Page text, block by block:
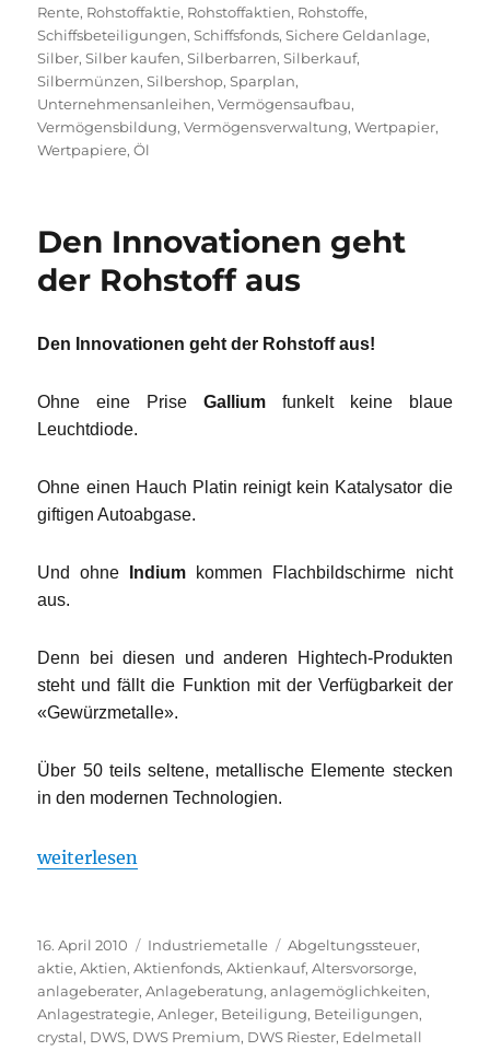
Rente, Rohstoffaktie, Rohstoffaktien, Rohstoffe,
Schiffsbeteiligungen,Schiffsfonds,Sichere Geldanlage,
Silber,Silber kaufen,Silberbarren,Silberkauf,
Silbermünzen,Silbershop,Sparplan,
Unternehmensanleihen,Vermögensaufbau,
Vermögensbildung,Vermögensverwaltung,Wertpapier,
Wertpapiere,Öl
Den Innovationen geht
der Rohstoff aus
Den Innovationen geht der Rohstoff aus!
Ohne eine Prise Gallium funkelt keine blaue
Leuchtdiode.
Ohne einen Hauch Platin reinigt kein Katalysator die
giftigen Autoabgase.
Und ohne Indium
kommen Flachbildschirme nicht
aus.
Denn bei diesen und anderen Hightech-Produkten
steht und fällt die Funktion mit der Verfügbarkeit der
«Gewürzmetalle».
Über 50 teils seltene, metallische Elemente stecken
in den modernen Technologien.
„Den Innovationen geht der Rohstoff aus“
weiterlesen
Veröffentlicht
am
16. April 2010 Kategorien
Industriemetalle Schlagwörter
Abgeltungssteuer,
aktie,Aktien,Aktienfonds,Aktienkauf,Altersvorsorge,
anlageberater,Anlageberatung,anlagemöglichkeiten,
Anlagestrategie,Anleger, Beteiligung, Beteiligungen,
crystal, DWS, DWS Premium, DWS Riester, Edelmetall